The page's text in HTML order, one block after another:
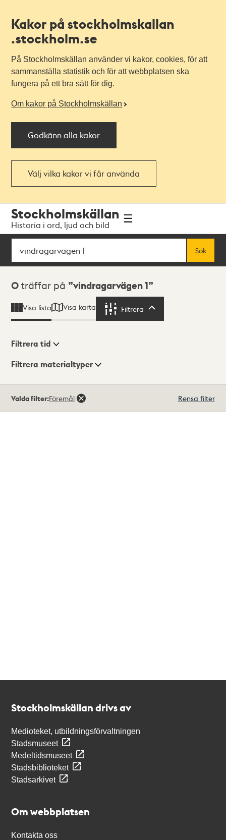
Kakor på stockholmskallan
.stockholm.se
På Stockholmskällan använder vi kakor, cookies, för att
sammanställa statistik och för att webbplatsen ska
fungera på ett bra sätt för dig.
Om kakor på Stockholmskällan
Godkänn alla kakor
Välj vilka kakor vi får använda
navigationen
huvudinnehållet
Stockholmskällan
Historia i ord, ljud och bild
Sök
Sök
Sökresultat
0 träffar på vindragarvägen 1
Visa lista Visa karta Filtrera
Visningsläge
Filtrera tid
Filtrera materialtyper
träffar
Valda filter:Föremål Rensa filter
Stockholmskällan drivs av
Medioteket, utbildningsförvaltningen
Stadsmuseet
Medeltidsmuseet
Stadsbiblioteket
Stadsarkivet
Om webbplatsen
Kontakta oss